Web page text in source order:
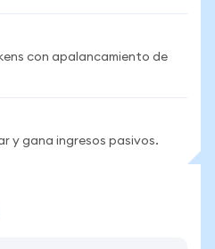
con apalancamiento de
y gana ingresos pasivos.